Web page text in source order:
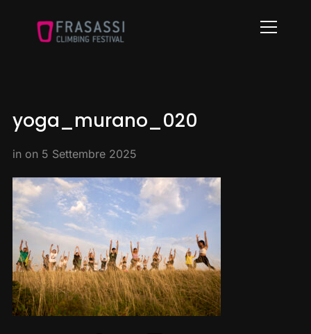
Info
yoga_murano_020
in on 5 Settembre 2025